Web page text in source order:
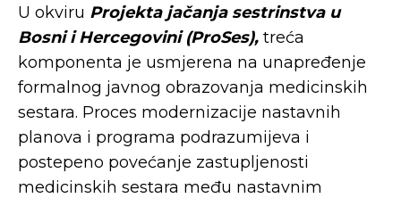
U okviru Projekta jačanja sestrinstva u
Bosni i Hercegovini (ProSes), treća
komponenta je usmjerena na unapređenje
formalnog javnog obrazovanja medicinskih
sestara. Proces modernizacije nastavnih
planova i programa podrazumijeva i
postepeno povećanje zastupljenosti
medicinskih sestara među nastavnim